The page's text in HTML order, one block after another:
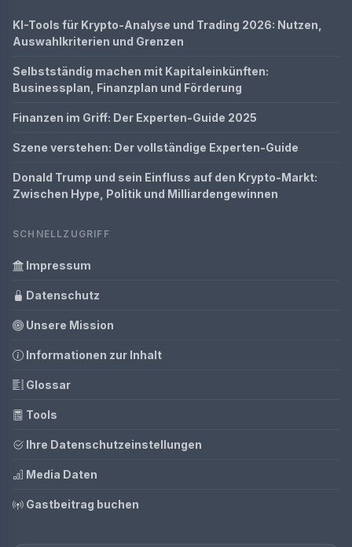
KI-Tools für Krypto-Analyse und Trading 2026: Nutzen,
Auswahlkriterien und Grenzen
Selbstständig machen mit Kapitaleinkünften:
Businessplan, Finanzplan und Förderung
Finanzen im Griff: Der Experten-Guide 2025
Szene verstehen: Der vollständige Experten-Guide
Donald Trump und sein Einfluss auf den Krypto-Markt:
Zwischen Hype, Politik und Milliardengewinnen
SCHNELLZUGRIFF
Impressum
Datenschutz
Unsere Mission
Informationen zur Inhalt
Glossar
Tools
Ihre Datenschutzeinstellungen
Media Daten
Gastbeitrag buchen